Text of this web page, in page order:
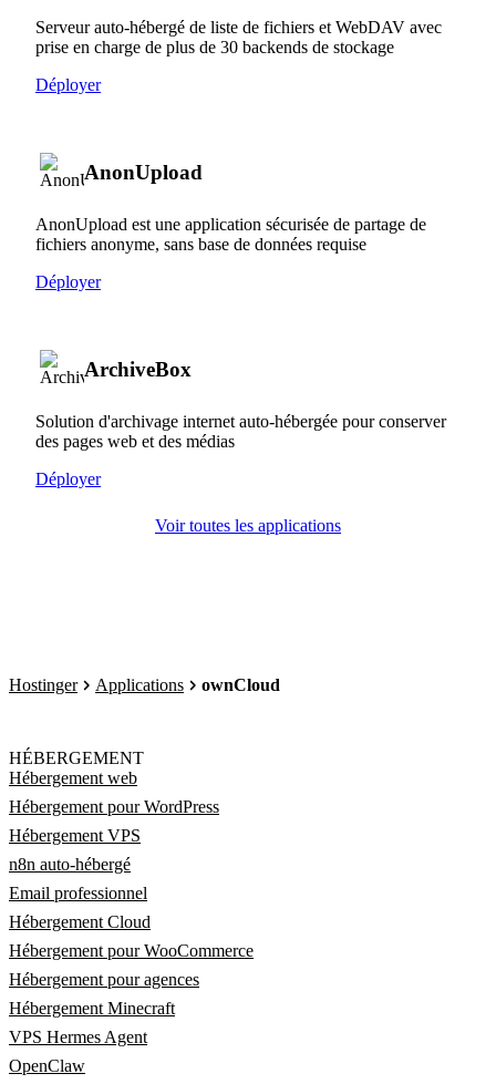
Serveur auto-hébergé de liste de fichiers et WebDAV avec
prise en charge de plus de 30 backends de stockage
Déployer
AnonUpload
AnonUpload est une application sécurisée de partage de
fichiers anonyme, sans base de données requise
Déployer
ArchiveBox
Solution d'archivage internet auto-hébergée pour conserver
des pages web et des médias
Déployer
Voir toutes les applications
Hostinger Applications ownCloud
HÉBERGEMENT
Hébergement web
Hébergement pour WordPress
Hébergement VPS
n8n auto-hébergé
Email professionnel
Hébergement Cloud
Hébergement pour WooCommerce
Hébergement pour agences
Hébergement Minecraft
VPS Hermes Agent
OpenClaw